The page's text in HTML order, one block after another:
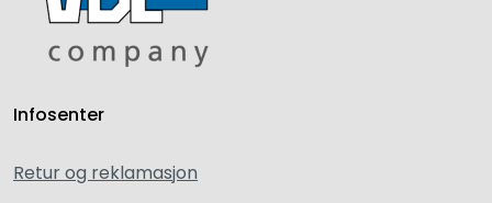
Infosenter
Retur og reklamasjon